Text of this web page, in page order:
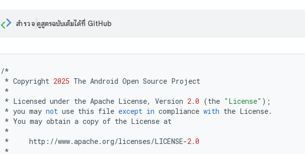
สำรวจ ดูสูตรฉบับเต็มได้ที่ GitHub
/*
* Copyright 2025 The Android Open Source Project
*
* Licensed under the Apache License, Version 2.0 (the "License" );
* you may not use this file except in compliance with the License.
* You may obtain a copy of the License at
*
*
http : //www.apache.org/licenses/LICENSE-2.0
*